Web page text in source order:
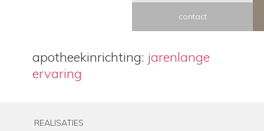
contact
apotheekinrichting: jarenlange
ervaring
REALISATIES